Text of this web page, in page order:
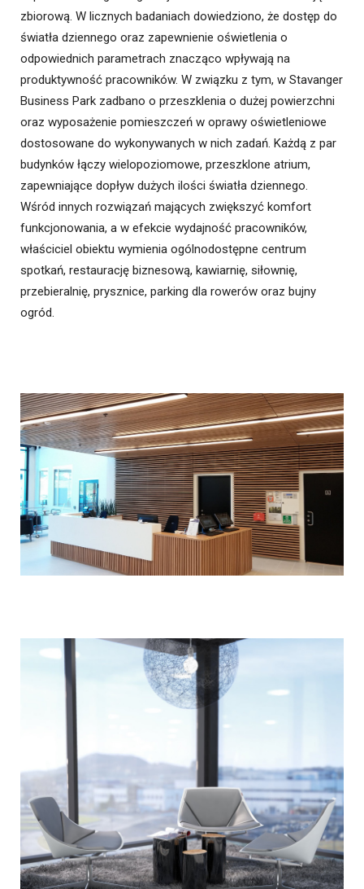
zbiorową. W licznych badaniach dowiedziono, że dostęp do
światła dziennego oraz zapewnienie oświetlenia o
odpowiednich parametrach znacząco wpływają na
produktywność pracowników. W związku z tym, w Stavanger
Business Park zadbano o przeszklenia o dużej powierzchni
oraz wyposażenie pomieszczeń w oprawy oświetleniowe
dostosowane do wykonywanych w nich zadań. Każdą z par
budynków łączy wielopoziomowe, przeszklone atrium,
zapewniające dopływ dużych ilości światła dziennego.
Wśród innych rozwiązań mających zwiększyć komfort
funkcjonowania, a w efekcie wydajność pracowników,
właściciel obiektu wymienia ogólnodostępne centrum
spotkań, restaurację biznesową, kawiarnię, siłownię,
przebieralnię, prysznice, parking dla rowerów oraz bujny
ogród.